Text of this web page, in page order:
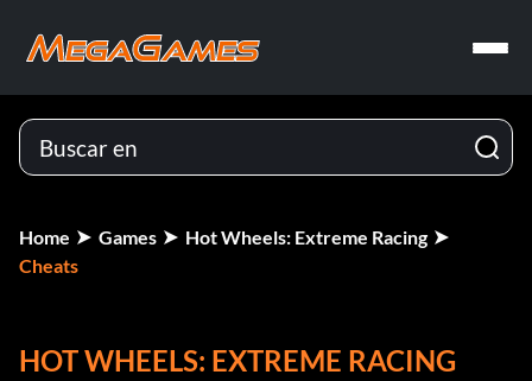
Home Games
Hot Wheels: Extreme Racing
Cheats
HOT WHEELS: EXTREME RACING